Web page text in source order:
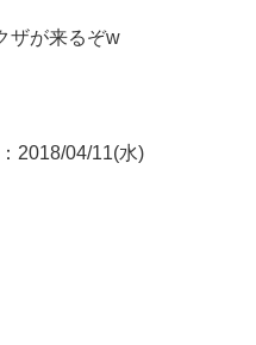
ザが来るぞw
：2018/04/11(水)